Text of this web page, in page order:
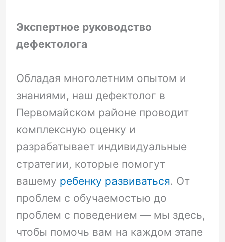
Экспертное руководство
дефектолога
Обладая многолетним опытом и
знаниями, наш дефектолог в
Первомайском районе проводит
комплексную оценку и
разрабатывает индивидуальные
стратегии, которые помогут
вашему ребенку развиваться. От
проблем с обучаемостью до
проблем с поведением — мы здесь,
чтобы помочь вам на каждом этапе